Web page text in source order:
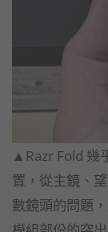
▲Razr Fold 幾
置，從主鏡、
數鏡頭的問題